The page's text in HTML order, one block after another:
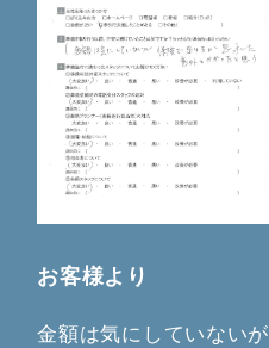
お客様より
金額は気にしていない